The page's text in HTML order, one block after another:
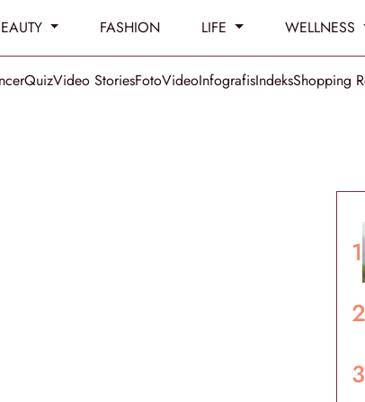
FASHION LIFE WELLNESS
QuizVideo StoriesFotoVideoInfografisIndeksShopping